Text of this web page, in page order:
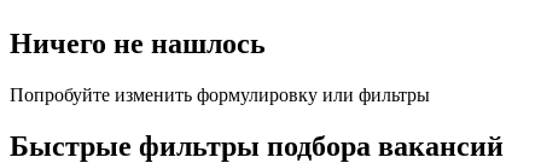
Ничего не нашлось
Попробуйте изменить формулировку или фильтры
Быстрые фильтры подбора вакансий